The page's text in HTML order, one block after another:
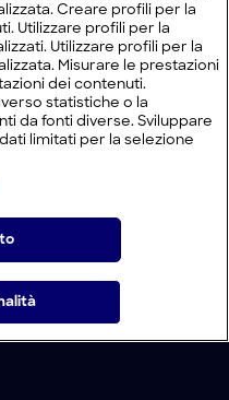
Creare profili per la
Utilizzare profili per la
Utilizzare profili per la
Misurare le prestazioni
dei contenuti.
statistiche o la
da fonti diverse. Sviluppare
limitati per la selezione